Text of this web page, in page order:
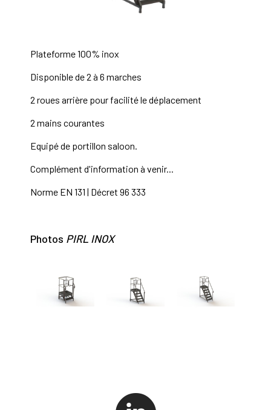
Plateforme 100% inox
Disponible de 2 à 6 marches
2 roues arrière pour facilité le déplacement
2 mains courantes
Equipé de portillon saloon.
Complément d'information à venir...
Norme EN 131 | Décret 96 333
Photos PIRL INOX